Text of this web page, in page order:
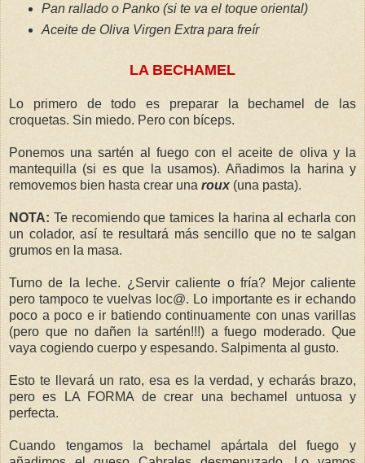
Pan rallado o Panko (si te va el toque oriental)
Aceite de Oliva Virgen Extra para freír
LA BECHAMEL
Lo primero de todo es preparar la bechamel de las
croquetas. Sin miedo. Pero con bíceps.
Ponemos una sartén al fuego con el aceite de oliva y la
mantequilla (si es que la usamos). Añadimos la harina y
removemos bien hasta crear una roux (una pasta).
NOTA: Te recomiendo que tamices la harina al echarla con
un colador, así te resultará más sencillo que no te salgan
grumos en la masa.
Turno de la leche. ¿Servir caliente o fría? Mejor caliente
pero tampoco te vuelvas loc@. Lo importante es ir echando
poco a poco e ir batiendo continuamente con unas varillas
(pero que no dañen la sartén!!!) a fuego moderado. Que
vaya cogiendo cuerpo y espesando. Salpimenta al gusto.
Esto te llevará un rato, esa es la verdad, y echarás brazo,
pero es LA FORMA de crear una bechamel untuosa y
perfecta.
Cuando tengamos la bechamel apártala del fuego y